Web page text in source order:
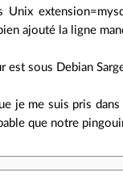
Unix
ajouté la ligne
est sous Debian
je me suis pris
que notre